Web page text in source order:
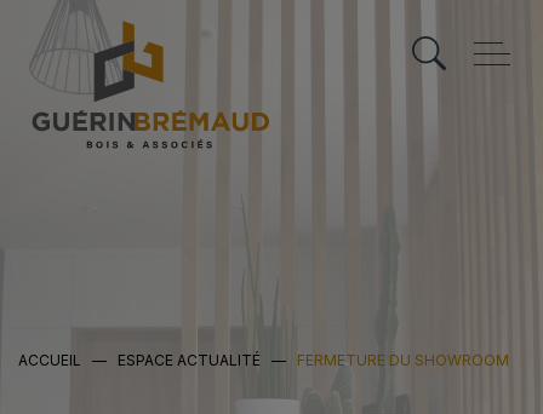
ACCUEIL — ESPACE ACTUALITÉ — FERMETURE DU SHOWROOM